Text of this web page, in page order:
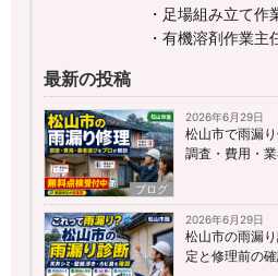
・足場組み立て作
・有機溶剤作業主
最新の投稿
ブログ
2026年6月29日
松山市で雨漏
調査・費用・
2026年6月29日
松山市の雨漏
定と修理前の